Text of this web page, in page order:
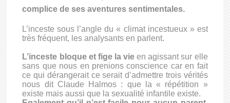
complice de ses aventures sentimentales.
L’inceste sous l’angle du « climat incestueux » est
très fréquent, les analysants en parlent.
L’inceste bloque et fige la vie en agissant sur elle
sans que nous en prenions conscience car en fait
ce qui dérangerait ce serait d’admettre trois vérités
nous dit Claude Halmos : que la « répétition »
existe mais aussi que la sexualité infantile existe.